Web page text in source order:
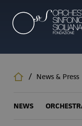
contenuto
principale
/ News & Press
NEWS